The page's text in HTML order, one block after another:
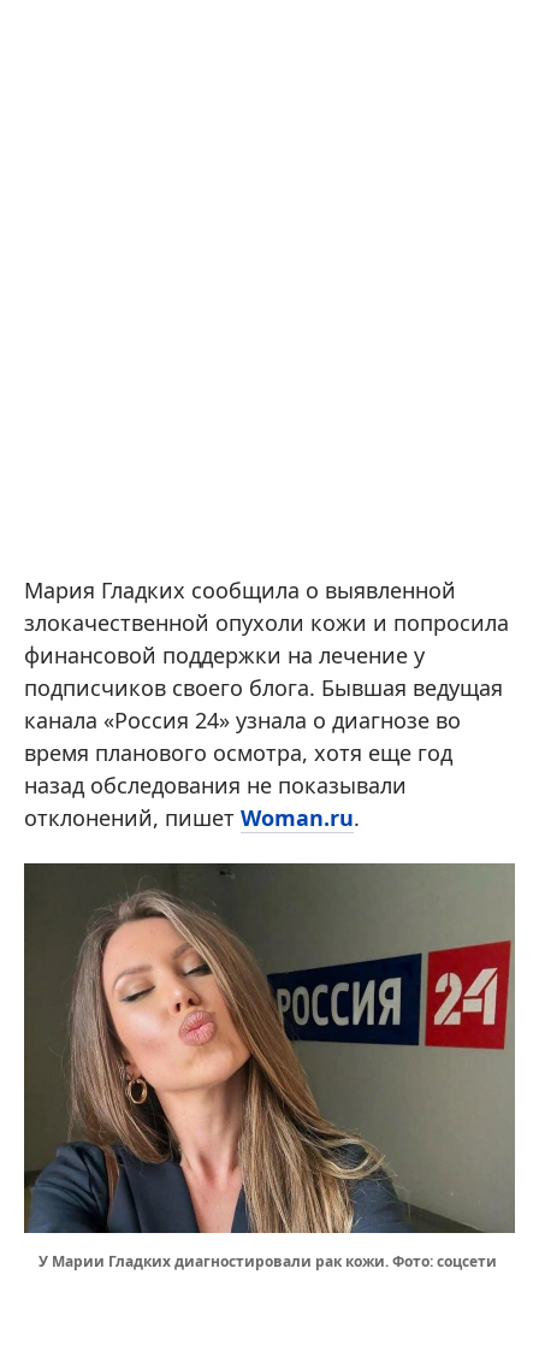
Мария Гладких сообщила о выявленной
злокачественной опухоли кожи и попросила
финансовой поддержки на лечение у
подписчиков своего блога. Бывшая ведущая
канала «Россия 24» узнала о диагнозе во
время планового осмотра, хотя еще год
назад обследования не показывали
отклонений, пишет Woman.ru.
У Марии Гладких диагностировали рак кожи. Фото: соцсети